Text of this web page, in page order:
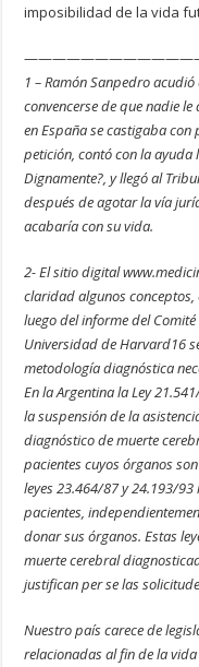
imposibilidad de la vida
1 – Ramón Sanpedro
convencerse de que nadie
en España se castigaba con
petición, contó con la ayuda
Dignamente?, y llegó al
después de agotar la vía
acabaría con su vida.
2- El sitio digital
claridad algunos conceptos,
luego del informe del
Universidad de Harvard16
metodología diagnóstica
En la Argentina la Ley
la suspensión de la
diagnóstico de muerte
pacientes cuyos órganos
leyes 23.464/87 y 24.193/
pacientes,
donar sus órganos. Estas
muerte cerebral
justifican per se las
Nuestro país carece de
relacionadas al fin de la